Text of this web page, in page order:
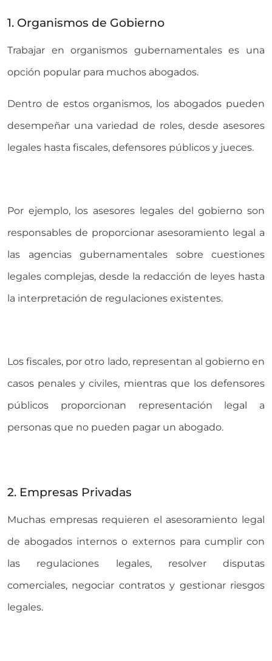
1. Organismos de Gobierno
Trabajar en organismos gubernamentales es una
opción popular para muchos abogados.
Dentro de estos organismos, los abogados pueden
desempeñar una variedad de roles, desde asesores
legales hasta fiscales, defensores públicos y jueces.
Por ejemplo, los asesores legales del gobierno son
responsables de proporcionar asesoramiento legal a
las agencias gubernamentales sobre cuestiones
legales complejas, desde la redacción de leyes hasta
la interpretación de regulaciones existentes.
Los fiscales, por otro lado, representan al gobierno en
casos penales y civiles, mientras que los defensores
públicos proporcionan representación legal a
personas que no pueden pagar un abogado.
2. Empresas Privadas
Muchas empresas requieren el asesoramiento legal
de abogados internos o externos para cumplir con
las regulaciones legales, resolver disputas
comerciales, negociar contratos y gestionar riesgos
legales.